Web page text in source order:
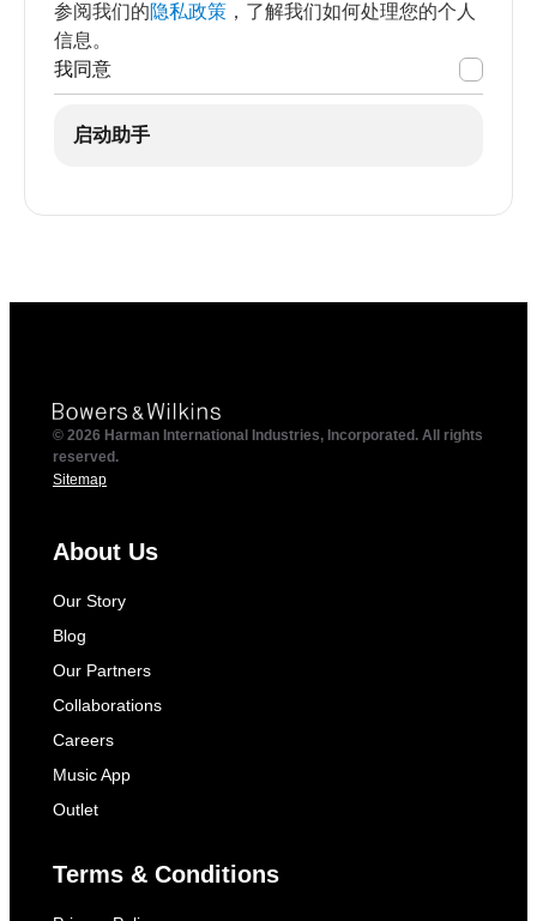
参阅我们的隐私政策 ，了解我们如何处理您的个人
信息。
我同意
启动助手
© 2026 Harman International Industries, Incorporated. All rights
reserved.
Sitemap
About Us
Our Story
Blog
Our Partners
Collaborations
Careers
Music App
Outlet
Terms & Conditions